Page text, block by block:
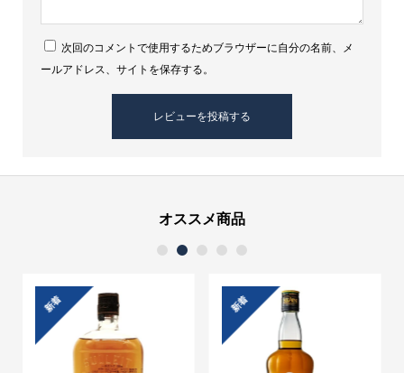
次回のコメントで使用するためブラウザーに自分の名前、メ
ールアドレス、サイトを保存する。
オススメ商品
新着 新着
2